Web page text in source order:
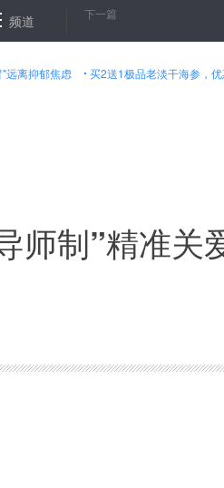
比赛落幕 韩国向朝鲜提议举行
频道 下一篇
远离抑郁焦虑 买2送1极品老淡干海参，
师制”精准关